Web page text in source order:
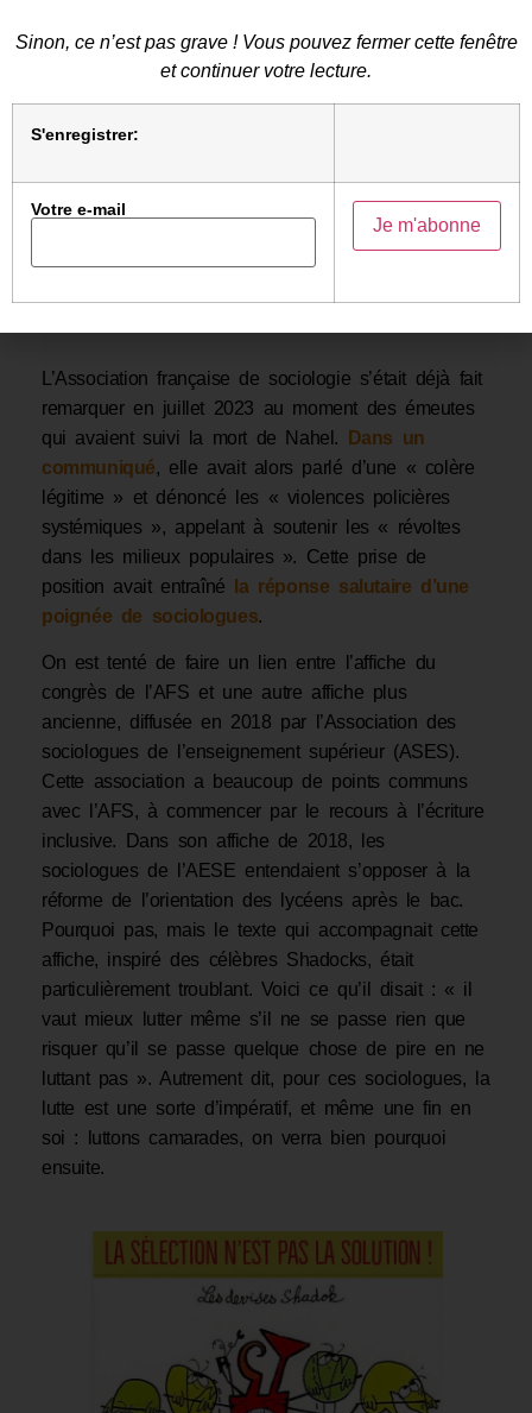
L’Association française de sociologie s’était déjà fait
remarquer en juillet 2023 au moment des émeutes
qui avaient suivi la mort de Nahel.
Dans un
communiqué, elle avait alors parlé d’une « colère
légitime » et dénoncé les « violences policières
systémiques », appelant à soutenir les « révoltes
dans les milieux populaires ». Cette prise de
position avait entraîné
la réponse salutaire d’une
poignée de sociologues.
On est tenté de faire un lien entre l’affiche du
congrès de l’AFS et une autre affiche plus
ancienne, diffusée en 2018 par l’Association des
sociologues de l’enseignement supérieur (ASES).
Cette association a beaucoup de points communs
avec l’AFS, à commencer par le recours à l’écriture
inclusive. Dans son affiche de 2018, les
sociologues de l’AESE entendaient s’opposer à la
réforme de l’orientation des lycéens après le bac.
Pourquoi pas, mais le texte qui accompagnait cette
affiche, inspiré des célèbres Shadocks, était
particulièrement troublant. Voici ce qu’il disait : « il
vaut mieux lutter même s’il ne se passe rien que
risquer qu’il se passe quelque chose de pire en ne
luttant pas ». Autrement dit, pour ces sociologues, la
lutte est une sorte d’impératif, et même une fin en
soi : luttons camarades, on verra bien pourquoi
ensuite.
Sinon, ce n’est pas grave ! Vous pouvez fermer cette fenêtre
et continuer votre lecture.
S'enregistrer:
Votre e-mail